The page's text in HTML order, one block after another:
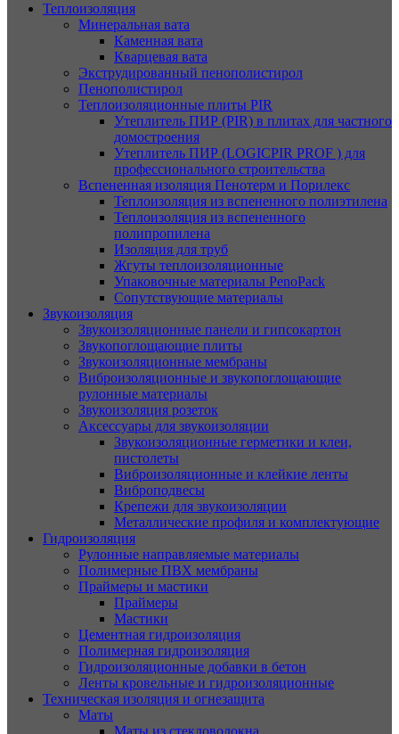
Теплоизоляция
Минеральная вата
Каменная вата
Кварцевая вата
Экструдированный пенополистирол
Пенополистирол
Теплоизоляционные плиты PIR
Утеплитель ПИР (PIR) в плитах для частного
домостроения
Утеплитель ПИР (LOGICPIR PROF ) для
профессионального строительства
Вспененная изоляция Пенотерм и Порилекс
Теплоизоляция из вспененного полиэтилена
Теплоизоляция из вспененного
полипропилена
Изоляция для труб
Жгуты теплоизоляционные
Упаковочные материалы PenoPack
Сопутствующие материалы
Звукоизоляция
Звукоизоляционные панели и гипсокартон
Звукопоглощающие плиты
Звукоизоляционные мембраны
Виброизоляционные и звукопоглощающие
рулонные материалы
Звукоизоляция розеток
Аксессуары для звукоизоляции
Звукоизоляционные герметики и клеи,
пистолеты
Виброизоляционные и клейкие ленты
Виброподвесы
Крепежи для звукоизоляции
Металлические профиля и комплектующие
Гидроизоляция
Рулонные направляемые материалы
Полимерные ПВХ мембраны
Праймеры и мастики
Праймеры
Мастики
Цементная гидроизоляция
Полимерная гидроизоляция
Гидроизоляционные добавки в бетон
Ленты кровельные и гидроизоляционные
Техническая изоляция и огнезащита
Маты
Маты из стекловолокна